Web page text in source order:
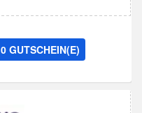
0 GUTSCHEIN(E)